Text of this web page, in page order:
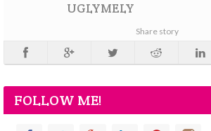
UGLYMELY
Share story
FOLLOW ME!